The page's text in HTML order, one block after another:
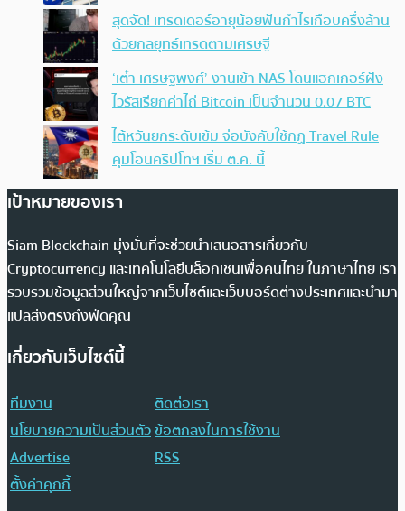
สุดจัด! เทรดเดอร์อายุน้อยฟันกำไรเกือบครึ่งล้าน
ด้วยกลยุทธ์เทรดตามเศรษฐี
‘เต๋า เศรษฐพงศ์’ งานเข้า NAS โดนแฮกเกอร์ฝัง
ไวรัสเรียกค่าไถ่ Bitcoin เป็นจำนวน 0.07 BTC
ไต้หวันยกระดับเข้ม จ่อบังคับใช้กฏ Travel Rule
คุมโอนคริปโทฯ เริ่ม ต.ค. นี้
เป้าหมายของเรา
Siam Blockchain มุ่งมั่นที่จะช่วยนำเสนอสารเกี่ยวกับ
Cryptocurrency และเทคโนโลยีบล็อกเชนเพื่อคนไทย ในภาษาไทย เรา
รวบรวมข้อมูลส่วนใหญ่จากเว็บไซต์และเว็บบอร์ดต่างประเทศและนำมา
แปลส่งตรงถึงฟีดคุณ
เกี่ยวกับเว็บไซต์นี้
ทีมงาน
ติดต่อเรา
นโยบายความเป็นส่วนตัวข้อตกลงในการใช้งาน
Advertise
RSS
ตั้งค่าคุกกี้